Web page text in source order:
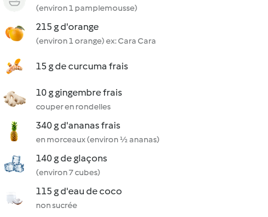
(environ 1 pamplemousse)
215 g d'orange
(environ 1 orange) ex: Cara Cara
15 g de curcuma frais
10 g gingembre frais
couper en rondelles
340 g d'ananas frais
en morceaux (environ ½ ananas)
140 g de glaçons
(environ 7 cubes)
115 g d'eau de coco
non sucrée